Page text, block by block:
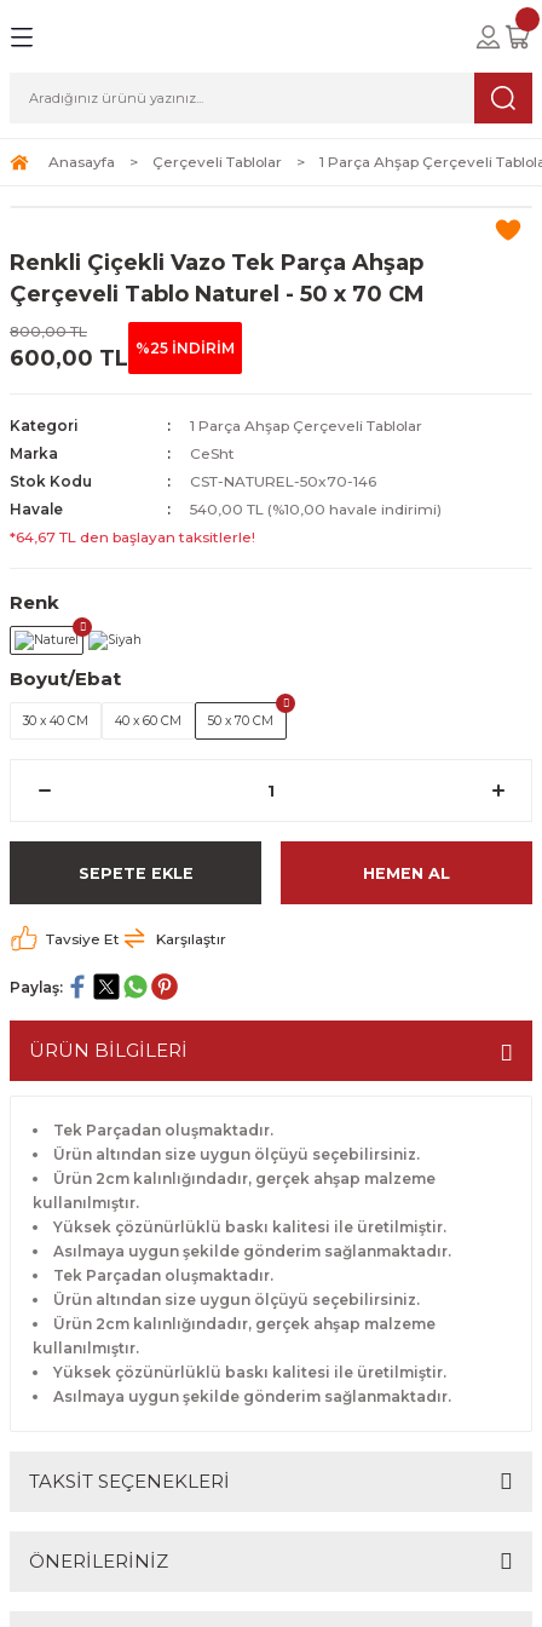
Tablolar
Tablolar
Sanat
Anasayfa Çerçeveli Tablolar 1 Parça Ahşap Çerçeveli
Renkli Çiçekli Vazo Tek Parça Ahşap
Çerçeveli Tablo Naturel - 50 x 70 CM
800,00 TL
600,00 TL %25 İNDİRİM
Kategori
1 Parça Ahşap Çerçeveli Tablolar
Marka
CeSht
Stok Kodu
CST-NATUREL-50x70-146
Havale
540,00 TL (%10,00 havale indirimi)
*64,67 TL den başlayan taksitlerle!
Renk
Boyut/Ebat
30 x 40 CM 40 x 60 CM 50 x 70 CM
SEPETE EKLE HEMEN AL
Tavsiye Et Karşılaştır
Paylaş:
ÜRÜN BİLGİLERİ
Tek Parçadan oluşmaktadır.
Ürün altından size uygun ölçüyü seçebilirsiniz.
Ürün 2cm kalınlığındadır, gerçek ahşap malzeme
kullanılmıştır.
Yüksek çözünürlüklü baskı kalitesi ile üretilmiştir.
Asılmaya uygun şekilde gönderim sağlanmaktadır.
Tek Parçadan oluşmaktadır.
Ürün altından size uygun ölçüyü seçebilirsiniz.
Ürün 2cm kalınlığındadır, gerçek ahşap malzeme
kullanılmıştır.
Yüksek çözünürlüklü baskı kalitesi ile üretilmiştir.
Asılmaya uygun şekilde gönderim sağlanmaktadır.
TAKSİT SEÇENEKLERİ
ÖNERİLERİNİZ